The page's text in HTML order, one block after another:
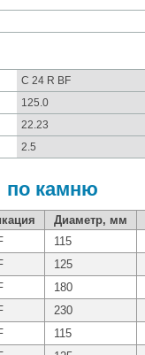
C 24 R BF
125.0
22.23
2.5
по камню
Диаметр, мм
115
125
180
230
115